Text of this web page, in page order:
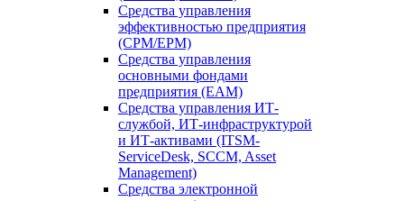
Средства управления
эффективностью предприятия
(CPM/EPM)
Средства управления
основными фондами
предприятия (EAM)
Средства управления ИТ-
службой, ИТ-инфраструктурой
и ИТ-активами (ITSM-
ServiceDesk, SCCM, Asset
Management)
Средства электронной